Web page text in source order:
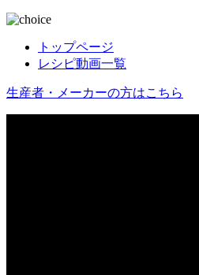
トップページ
レシピ動画一覧
生産者・メーカーの方はこちら